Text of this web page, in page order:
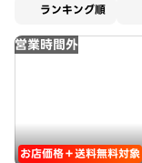
ランキング順
営業時間外
お店価格＋送料無料対象